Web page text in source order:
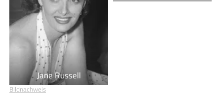
Jane Russell
Bildnachweis